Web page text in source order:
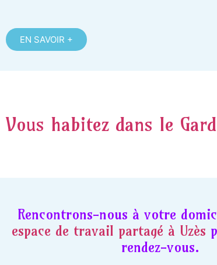
EN SAVOIR +
Vous habitez dans le
Rencontrons-nous à votre
espace de travail partagé à Uzès
rendez-vous.